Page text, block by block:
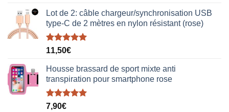
Lot de 2: câble chargeur/synchronisation USB
type-C de 2 mètres en nylon résistant (rose)
Note5.00
11,50€
Housse brassard de sport mixte anti
transpiration pour smartphone rose
Note5.00
7,90€